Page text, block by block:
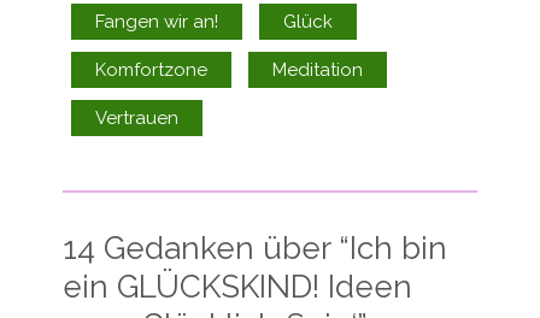
Fangen wir an! Glück
Komfortzone Meditation
Vertrauen
14 Gedanken über “Ich bin
ein GLÜCKSKIND! Ideen